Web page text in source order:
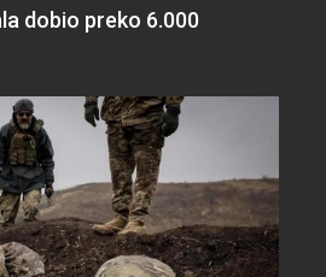
dobio preko 6.000